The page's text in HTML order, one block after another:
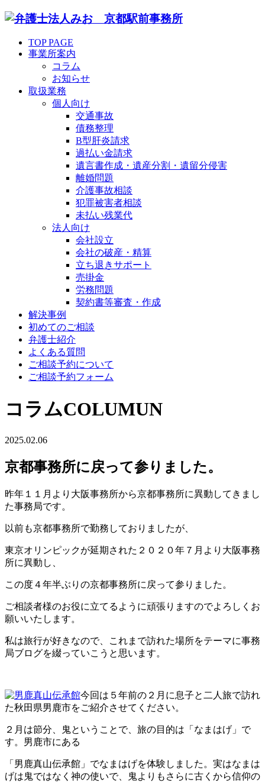
TOP PAGE
事業所案内
コラム
お知らせ
取扱業務
個人向け
交通事故
債務整理
B型肝炎請求
過払い金請求
遺言書作成・遺産分割・遺留分侵害
離婚問題
介護事故相談
犯罪被害者相談
未払い残業代
法人向け
会社設立
会社の破産・精算
立ち退きサポート
売掛金
労務問題
契約書等審査・作成
解決事例
初めてのご相談
弁護士紹介
よくある質問
ご相談予約について
ご相談予約フォーム
コラムCOLUMUN
2025.02.06
京都事務所に戻って参りました。
昨年１１月より大阪事務所から京都事務所に異動してきまし
た事務局です。
以前も京都事務所で勤務しておりましたが、
東京オリンピックが延期された２０２０年７月より大阪事務
所に異動し、
この度４年半ぶりの京都事務所に戻って参りました。
ご相談者様のお役に立てるように頑張りますのでよろしくお
願いいたします。
私は旅行が好きなので、これまで訪れた場所をテーマに事務
局ブログを綴っていこうと思います。
今回は５年前の２月に息子と二人旅で訪れ
た秋田県男鹿市をご紹介させてください。
２月は節分、鬼ということで、旅の目的は「なまはげ」で
す。男鹿市にある
「男鹿真山伝承館」でなまはげを体験しました。実はなまは
げは鬼ではなく神の使いで、鬼よりもさらに古くから信仰の